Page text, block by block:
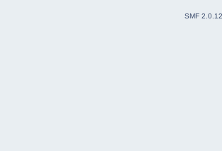
SMF 2.0.12